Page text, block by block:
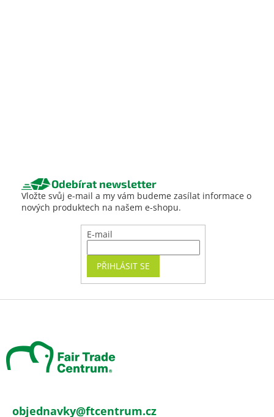
Odebírat newsletter
Vložte svůj e-mail a my vám budeme zasílat informace o
nových produktech na našem e-shopu.
E-mail
PŘIHLÁSIT SE
objednavky@ftcentrum.cz